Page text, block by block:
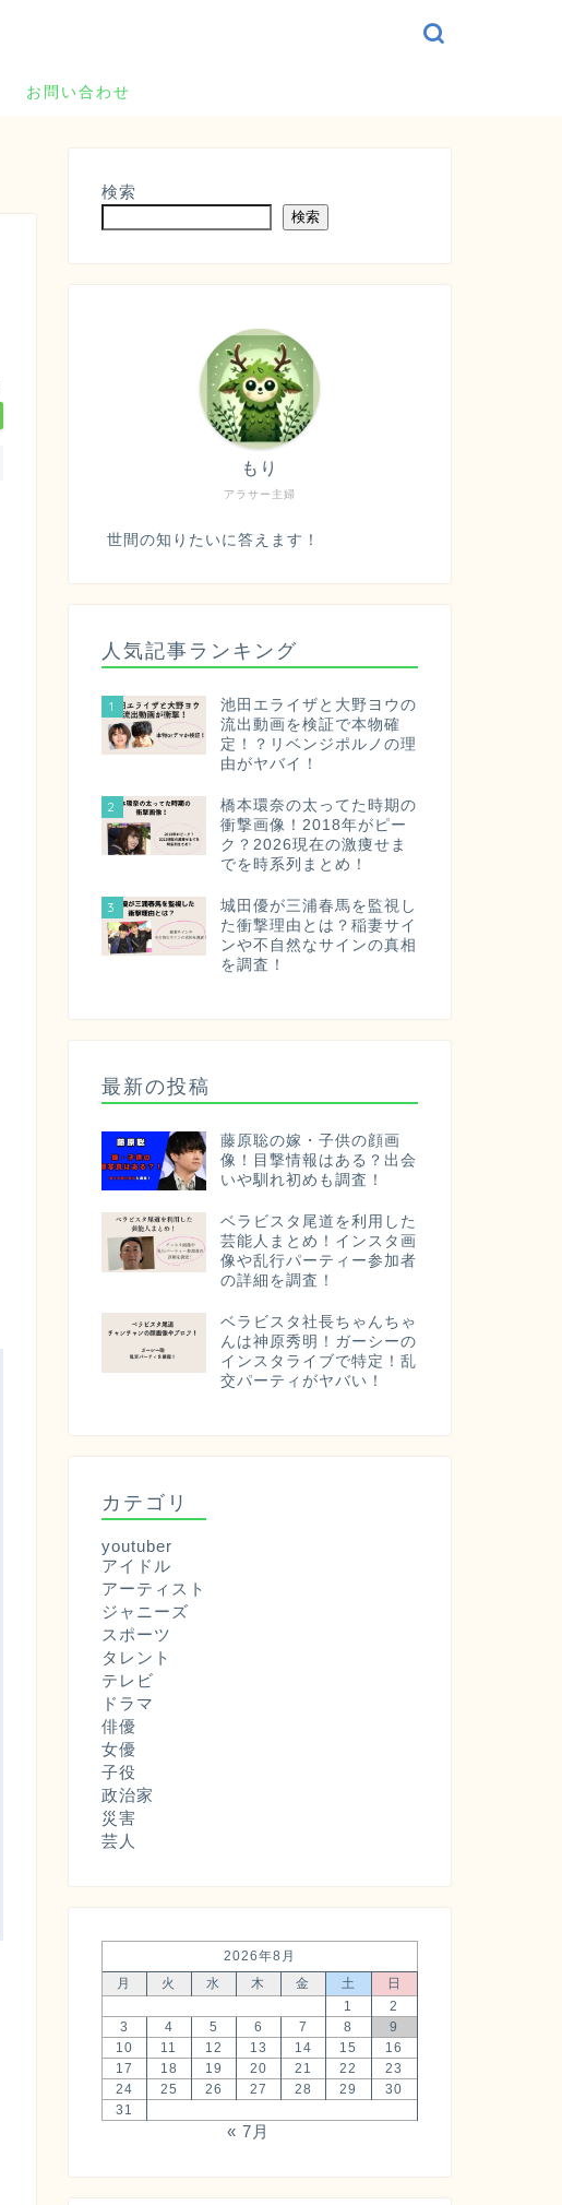
お問い合わせ
検索
検索
アラサー主婦
もり
世間の知りたいに答えます！
人気記事ランキング
1
池田エライザと大野ヨウの
流出動画を検証で本物確
定！？リベンジポルノの理
由がヤバイ！
2
橋本環奈の太ってた時期の
衝撃画像！2018年がピー
ク？2026現在の激痩せま
でを時系列まとめ！
3
城田優が三浦春馬を監視し
た衝撃理由とは？稲妻サイ
ンや不自然なサインの真相
を調査！
最新の投稿
藤原聡の嫁・子供の顔画
像！目撃情報はある？出会
いや馴れ初めも調査！
ベラビスタ尾道を利用した
芸能人まとめ！インスタ画
像や乱行パーティー参加者
の詳細を調査！
ベラビスタ社長ちゃんちゃ
んは神原秀明！ガーシーの
インスタライブで特定！乱
交パーティがヤバい！
カテゴリ
youtuber
アイドル
アーティスト
ジャニーズ
スポーツ
タレント
テレビ
ドラマ
俳優
女優
子役
政治家
災害
芸人
2026年8月
月
火 水 木 金 土
日
1
2
3
4 5 6 7 8
9
10
11 12 13 14 15
16
17
18 19 20 21 22
23
24
25 26 27 28 29
30
31
« 7月